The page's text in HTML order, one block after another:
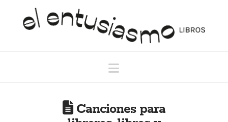
El
Entusiasmo
Navigation
Canciones para